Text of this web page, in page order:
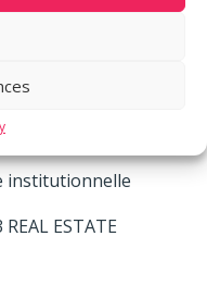
expérience,
depuis 1950, est
institutionnelle
ESTATE